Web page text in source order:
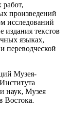
произведений
исследований
издания текстов
языках,
переводческой
Музея-
наук, Музея
Востока.